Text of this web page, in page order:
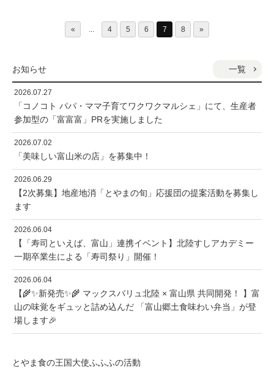
« ... 4 5 6 7 8 »
お知らせ 一覧
2026.07.27
「コノコト パパ・ママ子育てワクワクマルシェ」にて、生産者
参加型の「富富富」PRを実施しました
2026.07.02
「美味しい富山米の店」を募集中！
2026.06.29
【2次募集】地産地消「とやまの旬」応援団の提案活動を募集し
ます
2026.06.04
【「寿司といえば、富山」連携イベント】北陸すしアカデミー
一期卒業生による「寿司祭り」開催！
2026.06.04
【🌾✨新発売✨🌾 マックスバリュ北陸 × 富山県 共同開発！ 】富
山の味覚をギュッと詰め込んだ 「富山郷土食味わい弁当」が登
場します🎉
とやま食の王国大使ふふふの活動